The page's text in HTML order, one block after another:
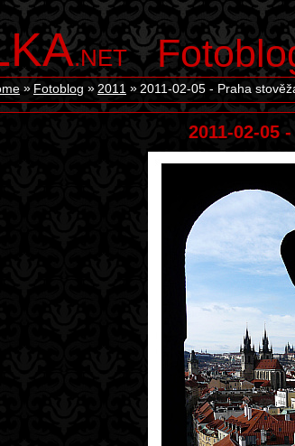
.NET
Fotoblog 2011 2011-02-05 - Praha
2011-02-05